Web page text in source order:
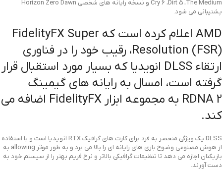
Cry 6 ،Dirt 5 ،The Medium و نسخه رایانه های شخصی Horizon Zero Dawn
پشتیبانی می شود.
AMD اعلام کرده است که FidelityFX Super
Resolution (FSR)، رقیب خود را در فناوری
ارتقاء DLSS انویدیا که بسیار مورد استقبال قرار
گرفته است، امسال به رایانه های گیمینگ
RDNA 2 به مجموعه ابزار FidelityFX اضافه می
کند.
DLSS یک ویژگی منحصر به فرد برای کارت های گرافیک RTX انویدیا است و با استفاده
از هوش مصنوعی وضوح بازی های رایانه ای را بالا می برد و به طور موثر allowing به
بازیکنان اجازه می دهد تا تنظیمات گرافیکی بالاتر و نرخ فریم بهتر را از سیستم خود به
دست آورند.